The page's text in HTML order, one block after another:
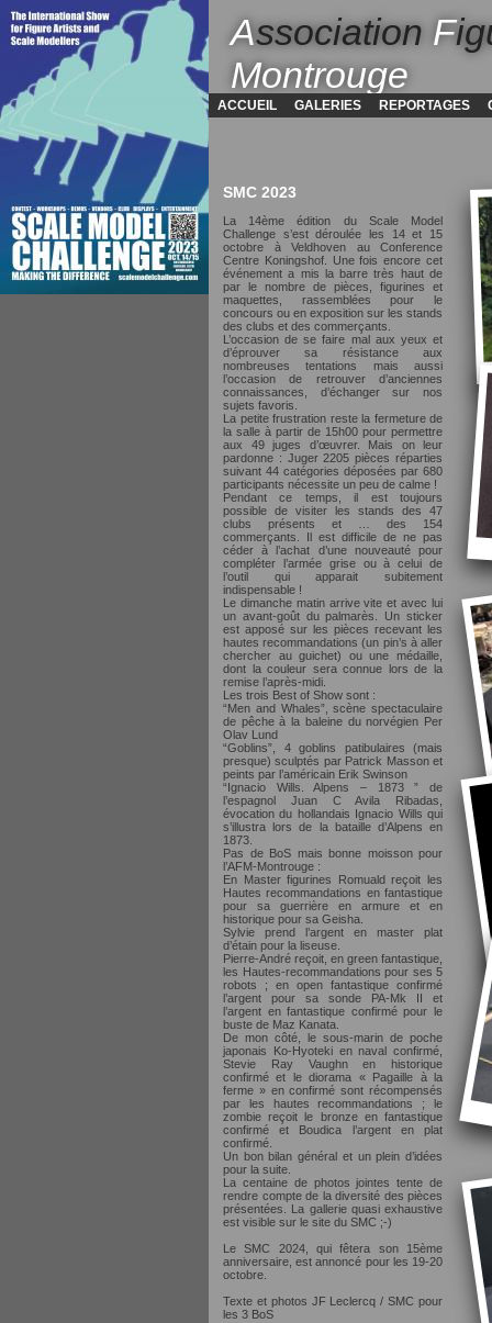
Association F
Montrouge
ACCUEIL GALERIES REPORTAGES
SMC 2023
La 14ème édition du Scale Model
Challenge s’est déroulée les 14 et 15
octobre à Veldhoven au Conference
Centre Koningshof. Une fois encore cet
événement a mis la barre très haut de
par le nombre de pièces, figurines et
maquettes, rassemblées pour le
concours ou en exposition sur les stands
des clubs et des commerçants.
L’occasion de se faire mal aux yeux et
d’éprouver sa résistance aux
nombreuses tentations mais aussi
l’occasion de retrouver d’anciennes
connaissances, d’échanger sur nos
sujets favoris.
La petite frustration reste la fermeture de
la salle à partir de 15h00 pour permettre
aux 49 juges d’œuvrer. Mais on leur
pardonne : Juger 2205 pièces réparties
suivant 44 catégories déposées par 680
participants nécessite un peu de calme !
Pendant ce temps, il est toujours
possible de visiter les stands des 47
clubs présents et … des 154
commerçants. Il est difficile de ne pas
céder à l’achat d’une nouveauté pour
compléter l’armée grise ou à celui de
l’outil qui apparait subitement
indispensable !
Le dimanche matin arrive vite et avec lui
un avant-goût du palmarès. Un sticker
est apposé sur les pièces recevant les
hautes recommandations (un pin’s à aller
chercher au guichet) ou une médaille,
dont la couleur sera connue lors de la
remise l’après-midi.
Les trois Best of Show sont :
“Men and Whales”, scène spectaculaire
de pêche à la baleine du norvégien Per
Olav Lund
“Goblins”, 4 goblins patibulaires (mais
presque) sculptés par Patrick Masson et
peints par l’américain Erik Swinson
“Ignacio Wills. Alpens – 1873 ” de
l’espagnol Juan C Avila Ribadas,
évocation du hollandais Ignacio Wills qui
s’illustra lors de la bataille d’Alpens en
1873.
Pas de BoS mais bonne moisson pour
l’AFM-Montrouge :
En Master figurines Romuald reçoit les
Hautes recommandations en fantastique
pour sa guerrière en armure et en
historique pour sa Geisha.
Sylvie prend l’argent en master plat
d’étain pour la liseuse.
Pierre-André reçoit, en green fantastique,
les Hautes-recommandations pour ses 5
robots ; en open fantastique confirmé
l’argent pour sa sonde PA-Mk II et
l’argent en fantastique confirmé pour le
buste de Maz Kanata.
De mon côté, le sous-marin de poche
japonais Ko-Hyoteki en naval confirmé,
Stevie Ray Vaughn en historique
confirmé et le diorama « Pagaille à la
ferme » en confirmé sont récompensés
par les hautes recommandations ; le
zombie reçoit le bronze en fantastique
confirmé et Boudica l’argent en plat
confirmé.
Un bon bilan général et un plein d’idées
pour la suite.
La centaine de photos jointes tente de
rendre compte de la diversité des pièces
présentées. La gallerie quasi exhaustive
est visible sur le site du SMC ;-)
Le SMC 2024, qui fêtera son 15ème
anniversaire, est annoncé pour les 19-20
octobre.
Texte et photos JF Leclercq / SMC pour
les 3 BoS